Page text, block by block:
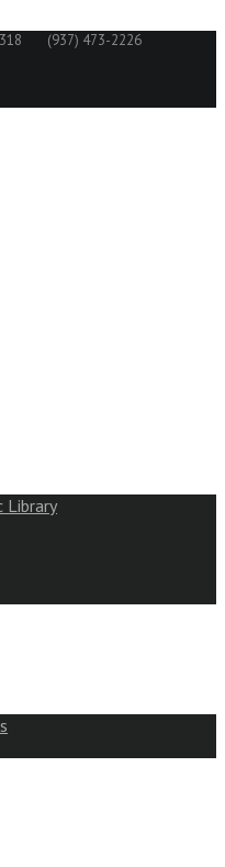
(937) 473-2226
Library